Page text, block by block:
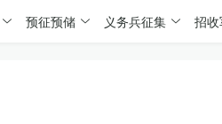
预征预储 义务兵征集 招